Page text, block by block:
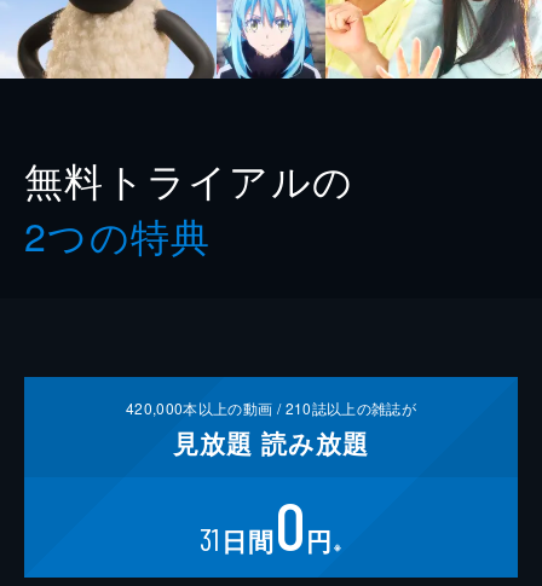
無料トライアルの
2つの特典
420,000本以上の動画 /210誌以上の雑誌が
見放題 読み放題
31 日間0円 ※